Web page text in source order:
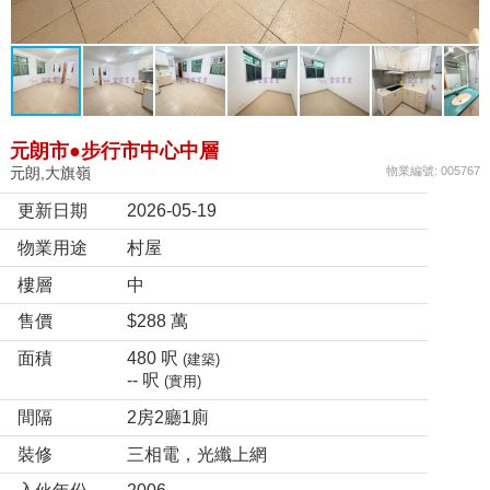
元朗市●步行市中心中層
元朗,大旗嶺 物業編號: 005767
更新日期
2026-05-19
物業用途
村屋
樓層
中
售價
$288 萬
面積
480 呎 (建築)
-- 呎 (實用)
間隔
2房2廳1廁
裝修
三相電，光纖上網